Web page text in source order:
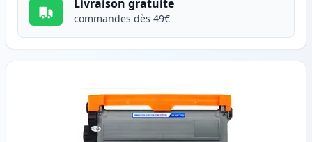
Livraison gratuite
commandes dès 49€